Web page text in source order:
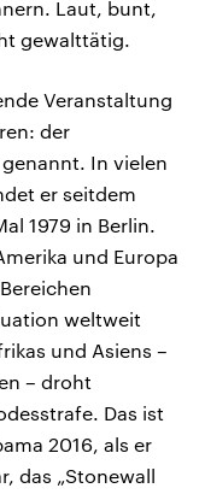
Laut, bunt,
gewalttätig.
Veranstaltung
der
In vielen
er seitdem
1979 in Berlin.
und Europa
weltweit
und Asiens –
– droht
Das ist
2016, als er
das „Stonewall